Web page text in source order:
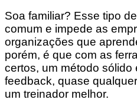
Soa familiar? Esse tipo
comum e impede as
organizações que
porém, é que com as
certos, um método sólido
feedback, quase
um treinador melhor.